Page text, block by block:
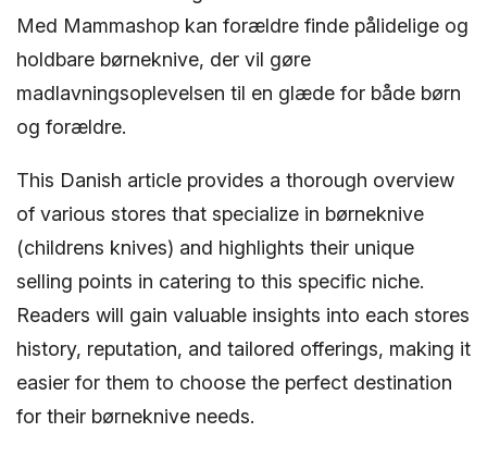
Med Mammashop kan forældre finde pålidelige og
holdbare børneknive, der vil gøre
madlavningsoplevelsen til en glæde for både børn
og forældre.
This Danish article provides a thorough overview
of various stores that specialize in børneknive
(childrens knives) and highlights their unique
selling points in catering to this specific niche.
Readers will gain valuable insights into each stores
history, reputation, and tailored offerings, making it
easier for them to choose the perfect destination
for their børneknive needs.